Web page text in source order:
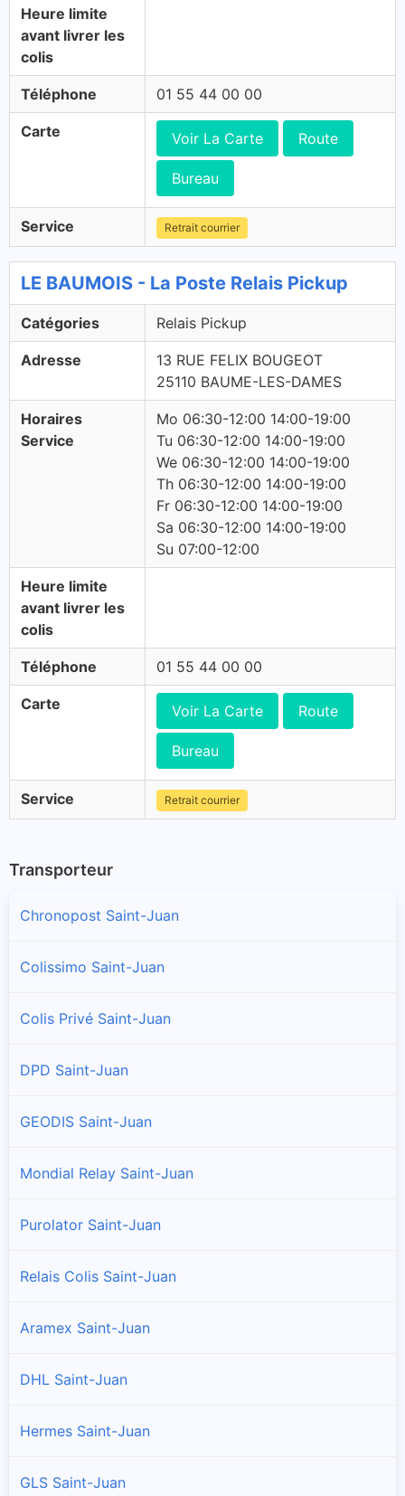
Heure limite
avant livrer les
colis
Téléphone 01 55 44 00 00
Carte Voir La Carte Route
Bureau
Service Retrait courrier
LE BAUMOIS - La Poste Relais Pickup
Catégories Relais Pickup
Adresse
13 RUE FELIX BOUGEOT
25110 BAUME-LES-DAMES
Horaires
Service
Mo 06:30-12:00 14:00-19:00
Tu 06:30-12:00 14:00-19:00
We 06:30-12:00 14:00-19:00
Th 06:30-12:00 14:00-19:00
Fr 06:30-12:00 14:00-19:00
Sa 06:30-12:00 14:00-19:00
Su 07:00-12:00
Heure limite
avant livrer les
colis
Téléphone 01 55 44 00 00
Carte Voir La Carte Route
Bureau
Service Retrait courrier
Transporteur
Chronopost Saint-Juan
Colissimo Saint-Juan
Colis Privé Saint-Juan
DPD Saint-Juan
GEODIS Saint-Juan
Mondial Relay Saint-Juan
Purolator Saint-Juan
Relais Colis Saint-Juan
Aramex Saint-Juan
DHL Saint-Juan
Hermes Saint-Juan
GLS Saint-Juan